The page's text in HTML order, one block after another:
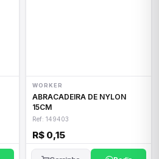
WORKER
ABRACADEIRA DE NYLON
15CM
Ref: 149403
R$ 0,15